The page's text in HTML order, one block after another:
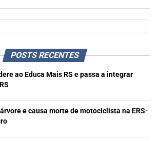
POSTS RECENTES
ao Educa Mais RS e passa a integrar
e causa morte de motociclista na ERS-